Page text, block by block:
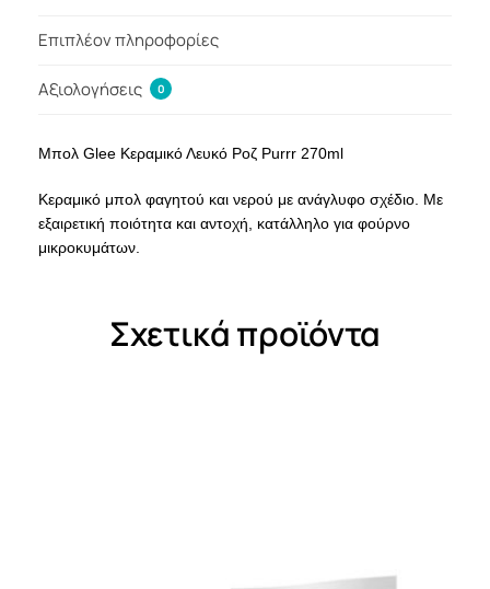
Επιπλέον πληροφορίες
Αξιολογήσεις 0
Μπολ Glee Κεραμικό Λευκό Ροζ Purrr 270ml
Κεραμικό μπολ φαγητού και νερού με ανάγλυφο σχέδιο. Με
εξαιρετική ποιότητα και αντοχή, κατάλληλο για φούρνο
μικροκυμάτων.
Σχετικά προϊόντα